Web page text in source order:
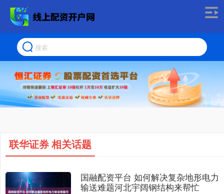
联华证券 相关话题
国融配资平台 如何解决复杂地形电力
输送难题河北宇阔钢结构来帮忙